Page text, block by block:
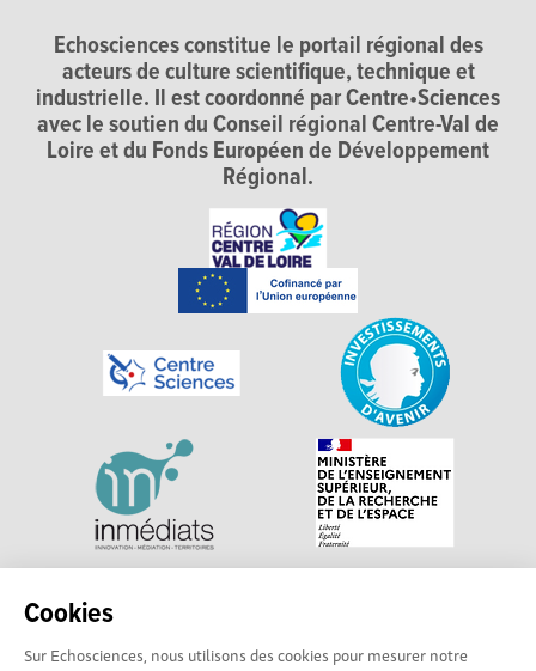
Cookies
Sur Echosciences, nous utilisons des cookies pour mesurer notre
Echosciences constitue le portail régional des
acteurs de culture scientifique, technique et
industrielle. Il est coordonné par Centre•Sciences
avec le soutien du Conseil régional Centre-Val de
Loire et du Fonds Européen de Développement
Régional.
Explorer, s’exprimer, rentrer en contact : Echosciences
sciences et de technologies du territoire. Propulsé par